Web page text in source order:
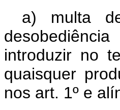
a) multa
introduzir no
quaisquer
nos art. 1º e